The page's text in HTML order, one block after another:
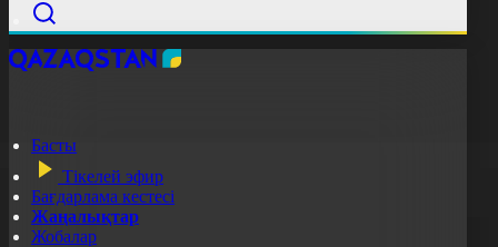
Басты
Тікелей эфир
Бағдарлама кестесі
Жаңалықтар
Жобалар